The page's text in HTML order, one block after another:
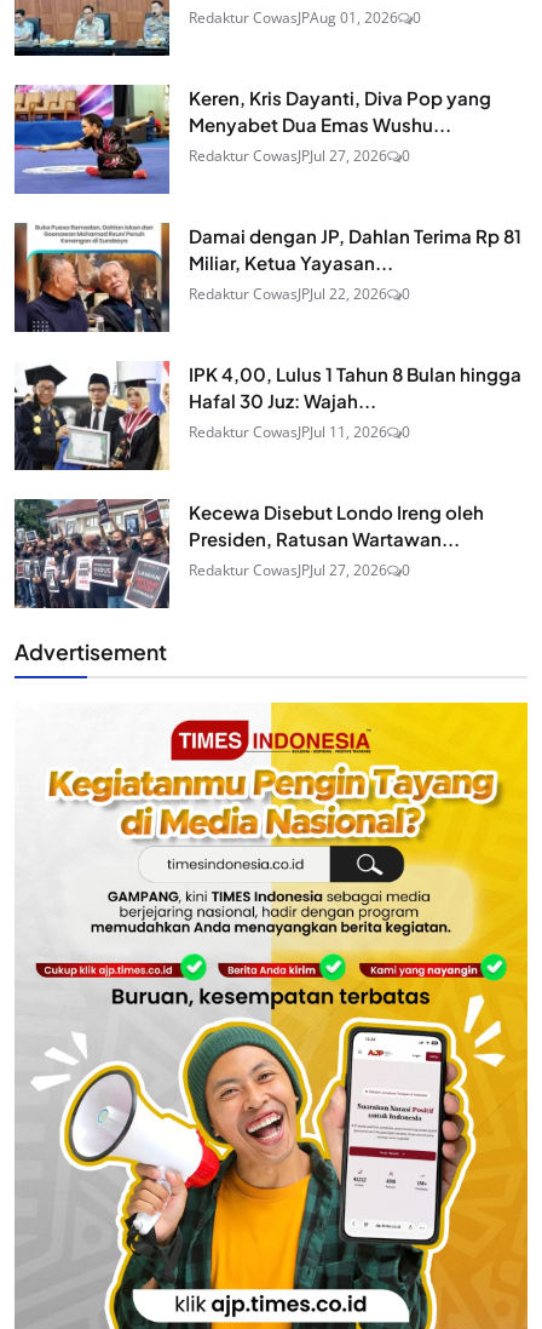
Redaktur CowasJPAug 01, 2026 0
Keren, Kris Dayanti, Diva Pop yang
Menyabet Dua Emas Wushu...
Redaktur CowasJPJul 27, 2026 0
Damai dengan JP, Dahlan Terima Rp 81
Miliar, Ketua Yayasan...
Redaktur CowasJPJul 22, 2026 0
IPK 4,00, Lulus 1 Tahun 8 Bulan hingga
Hafal 30 Juz: Wajah...
Redaktur CowasJPJul 11, 2026 0
Kecewa Disebut Londo Ireng oleh
Presiden, Ratusan Wartawan...
Redaktur CowasJPJul 27, 2026 0
Advertisement